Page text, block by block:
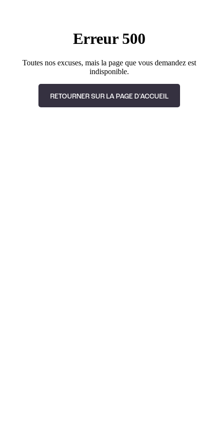
Erreur 500
Toutes nos excuses, mais la page que vous demandez est
indisponible.
RETOURNER SUR LA PAGE D'ACCUEIL